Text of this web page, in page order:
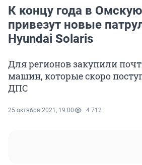
К концу года в
привезут новые
Hyundai Solaris
Для регионов закупили
машин, которые скоро
ДПС
25 октября 2021, 19:00 4 712